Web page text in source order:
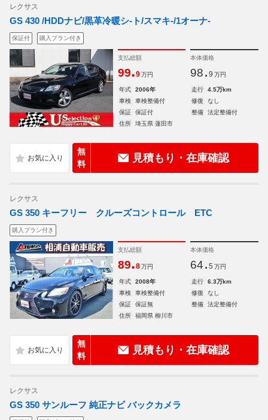
レクサス
GS 430 /HDDナビ/黒革冷暖シ-ト/スマキ-/1オーナ-
保証付 購入プラン付き
支払総額
99.9 万円
本体価格
98. 9 万円
年式 2006年 走行
4.5万km
車検
車検整備付 修復
なし
保証
保証付 整備
法定整備付
住所
埼玉県 蓮田市
無
料
見積もり・在庫確認
レクサス
GS 350 キーフリー クルーズコントロール ETC
購入プラン付き
支払総額
89.8 万円
本体価格
64. 5 万円
年式 2008年 走行
6.3万km
車検
車検整備付 修復
なし
保証
保証無 整備
法定整備付
住所
福岡県 柳川市
無
料
見積もり・在庫確認
レクサス
GS 350 サンルーフ 純正ナビ バックカメラ